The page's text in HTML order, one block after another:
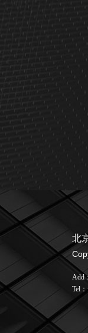
北
Add
Tel